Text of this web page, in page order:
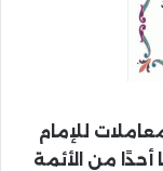
للإمام
فيها أحدًا من الأئمة